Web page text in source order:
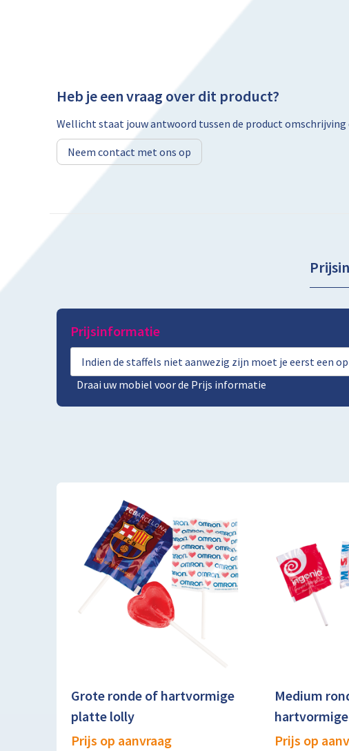
Heb je een vraag over dit product?
Wellicht staat jouw antwoord tussen de product
Neem contact met ons op
Prijsinformatie
Indien de staffels niet aanwezig zijn moet je eerst een
Draai uw mobiel voor de Prijs informatie
Grote ronde of hartvormige
platte lolly
Prijs op aanvraag
Medium
Prijs op